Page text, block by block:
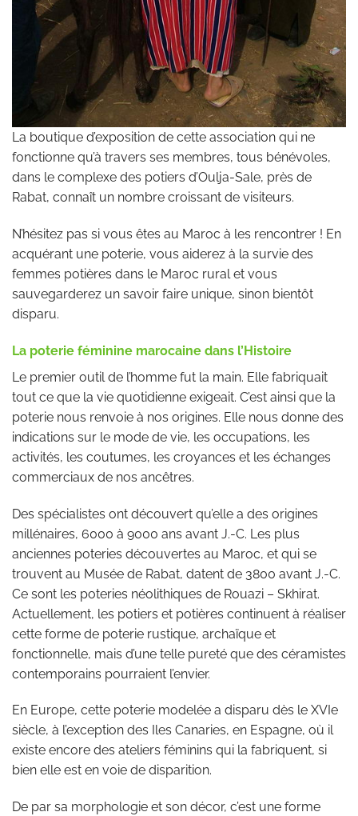
La boutique d’exposition de cette association qui ne
fonctionne qu’à travers ses membres, tous bénévoles,
dans le complexe des potiers d’Oulja-Sale, près de
Rabat, connaît un nombre croissant de visiteurs.
N’hésitez pas si vous êtes au Maroc à les rencontrer ! En
acquérant une poterie, vous aiderez à la survie des
femmes potières dans le Maroc rural et vous
sauvegarderez un savoir faire unique, sinon bientôt
disparu.
La poterie féminine marocaine dans l’Histoire
Le premier outil de l’homme fut la main. Elle fabriquait
tout ce que la vie quotidienne exigeait. C’est ainsi que la
poterie nous renvoie à nos origines. Elle nous donne des
indications sur le mode de vie, les occupations, les
activités, les coutumes, les croyances et les échanges
commerciaux de nos ancêtres.
Des spécialistes ont découvert qu’elle a des origines
millénaires, 6000 à 9000 ans avant J.-C. Les plus
anciennes poteries découvertes au Maroc, et qui se
trouvent au Musée de Rabat, datent de 3800 avant J.-C.
Ce sont les poteries néolithiques de Rouazi – Skhirat.
Actuellement, les potiers et potières continuent à réaliser
cette forme de poterie rustique, archaïque et
fonctionnelle, mais d’une telle pureté que des céramistes
contemporains pourraient l’envier.
En Europe, cette poterie modelée a disparu dès le XVIe
siècle, à l’exception des Iles Canaries, en Espagne, où il
existe encore des ateliers féminins qui la fabriquent, si
bien elle est en voie de disparition.
De par sa morphologie et son décor, c’est une forme